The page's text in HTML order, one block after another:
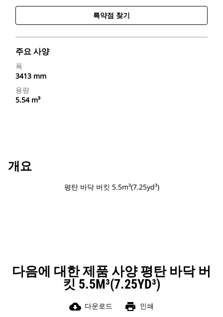
특약점 찾기
주요 사양
폭
3413 mm
용량
5.54 m³
개요
평탄 바닥 버킷 5.5m³(7.25yd³)
다음에 대한 제품 사양 평탄 바닥 버
킷 5.5M³(7.25YD³)
cloud_download 다운로드 print 인쇄